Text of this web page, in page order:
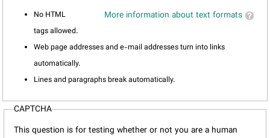
More information about text formats
No HTML
tags allowed.
Web page addresses and e-mail addresses turn into links
automatically.
Lines and paragraphs break automatically.
CAPTCHA
This question is for testing whether or not you are a human